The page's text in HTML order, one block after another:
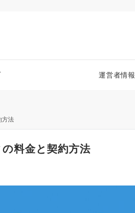
運営者情報
方法
料金と契約方法